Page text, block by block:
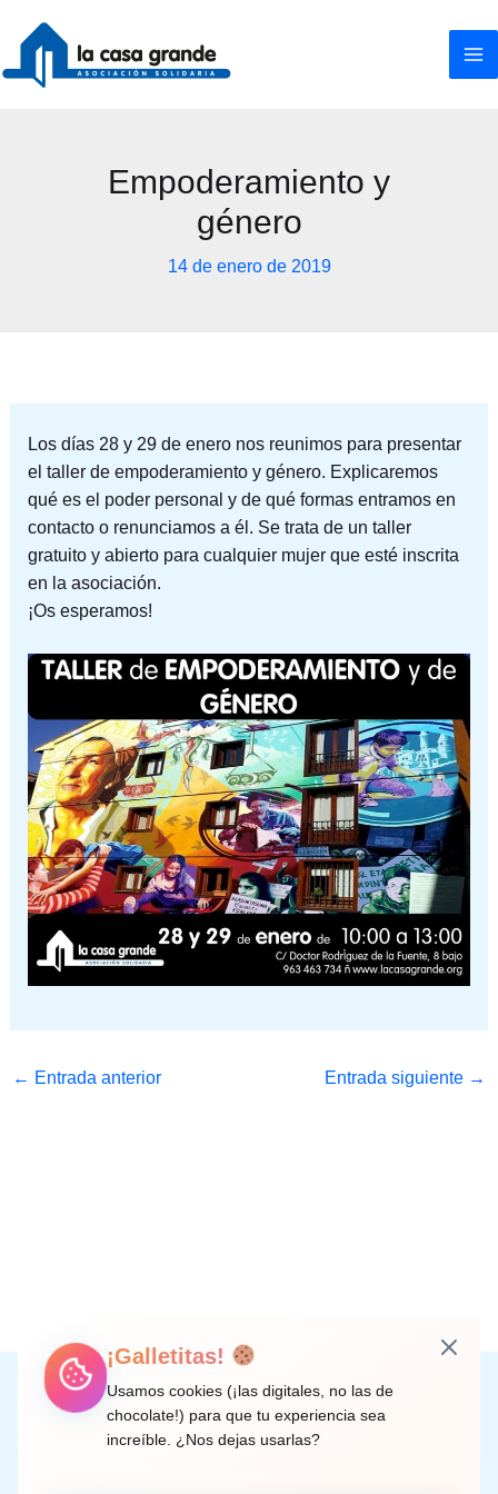
contenido
Empoderamiento y
género
14 de enero de 2019
Los días 28 y 29 de enero nos reunimos para presentar
el taller de empoderamiento y género. Explicaremos
qué es el poder personal y de qué formas entramos en
contacto o renunciamos a él. Se trata de un taller
gratuito y abierto para cualquier mujer que esté inscrita
en la asociación.
¡Os esperamos!
← Entrada anterior Entrada siguiente →
Instagram
Facebook
X LinkedIn
Correo electrónico
¡Galletitas!
Usamos cookies (¡las digitales, no las de
chocolate!) para que tu experiencia sea
increíble. ¿Nos dejas usarlas?